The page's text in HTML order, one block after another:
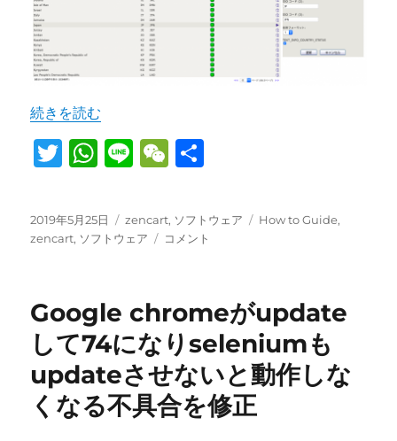
“zencart1.5.6aで、ドル表示から日本円表示にする方法
続きを読む
T
it
te
W
at
s
p
p
Li
e
W
C
h
投
稿
2019年5月25日
カ
テ
zencart, ソフトウェア
タ
How to Guide,
zencart, ソフトウェア
zencart1.5.6a
表
示
か
ら
日
本
コメント
Google chromeがupdate
して74になりseleniumも
updateさせないと動作しな
くなる不具合を修正